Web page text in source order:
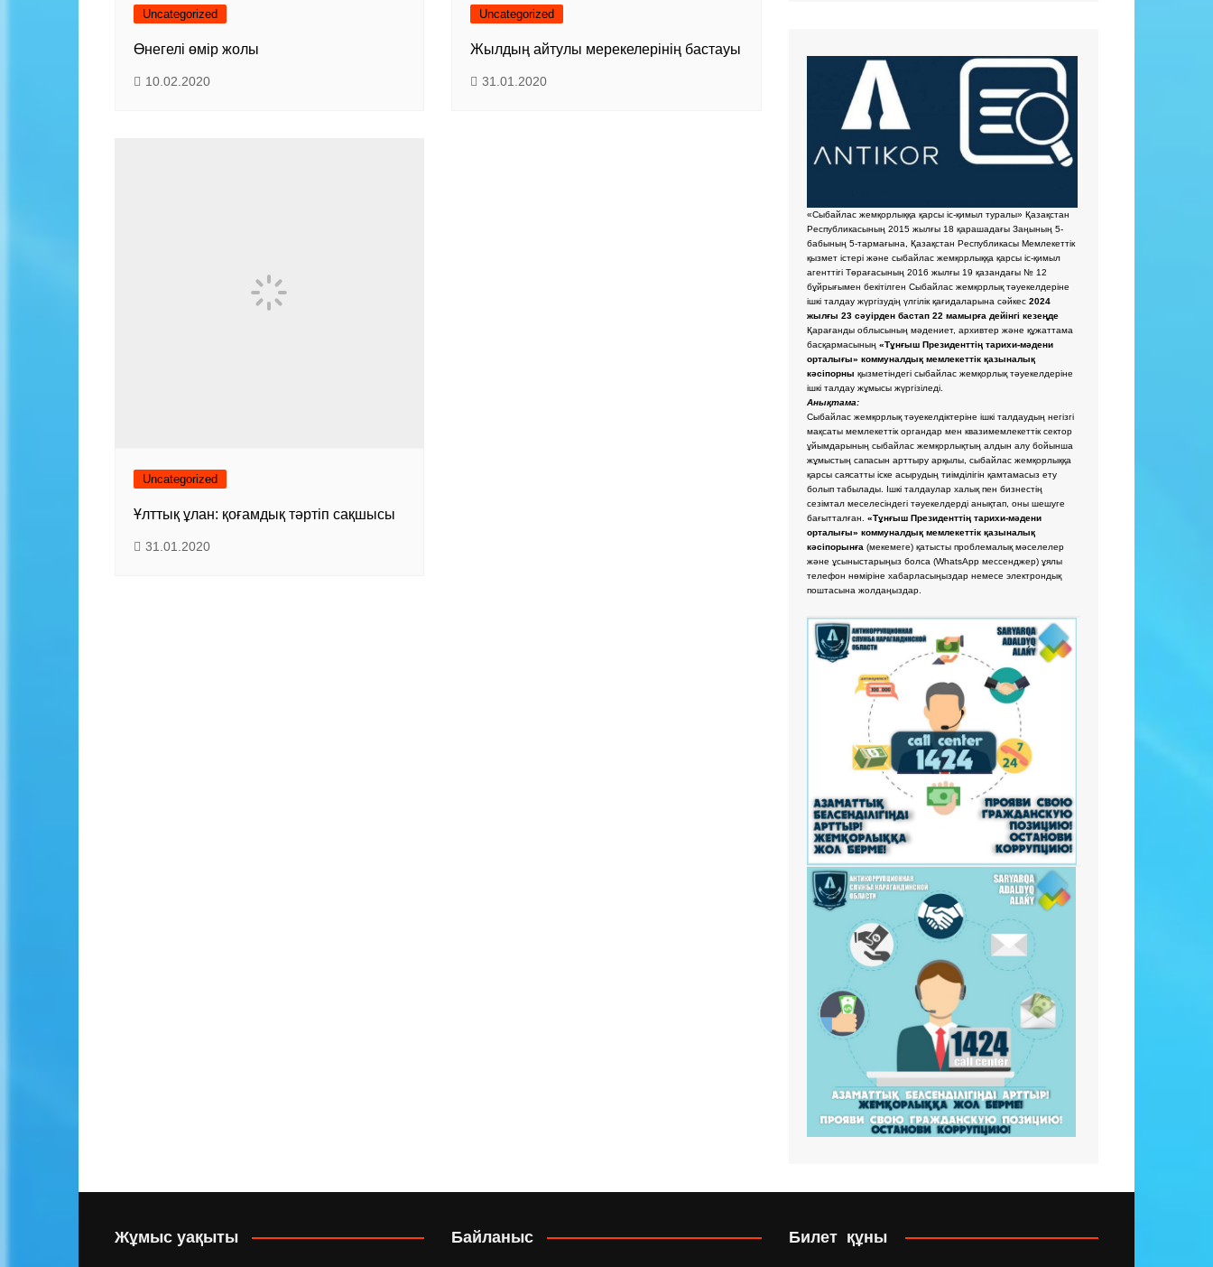
Uncategorized
Өнегелі өмір жолы
10.02.2020
Uncategorized
Жылдың айтулы мерекелерінің бастауы
31.01.2020
Uncategorized
Ұлттық ұлан: қоғамдық тәртіп сақшысы
31.01.2020
«Сыбайлас жемқорлыққа қарсы іс-қимыл туралы» Қазақстан
Республикасының 2015 жылғы 18 қарашадағы Заңының 5-
бабының 5-тармағына, Қазақстан Республикасы Мемлекеттік
қызмет істері және сыбайлас жемқорлыққа қарсы іс-қимыл
агенттігі Төрағасының 2016 жылғы 19 қазандағы № 12
бұйрығымен бекітілген Сыбайлас жемқорлық тәуекелдеріне
ішкі талдау жүргізудің үлгілік қағидаларына сәйкес2024
жылғы 23 сәуірден бастап 22 мамырға дейінгі кезеңде
Қарағанды облысының мәдениет, архивтер және құжаттама
басқармасының «Тұнғыш Президенттің тарихи-мәдени
орталығы» коммуналдық мемлекеттік қазыналық
кәсіпорны қызметіндегі сыбайлас жемқорлық тәуекелдеріне
ішкі талдау жұмысы жүргізіледі.
Анықтама:
Сыбайлас жемқорлық тәуекелдіктеріне ішкі талдаудың негізгі
мақсаты мемлекеттік органдар мен квазимемлекеттік сектор
ұйымдарының сыбайлас жемқорлықтың алдын алу бойынша
жұмыстың сапасын арттыру арқылы, сыбайлас жемқорлыққа
қарсы саясатты іске асырудың тиімділігін қамтамасыз ету
болып табылады. Ішкі талдаулар халық пен бизнестің
сезімтал меселесіндегі тәуекелдерді анықтап, оны шешуге
бағытталған. «Тұнғыш Президенттің тарихи-мәдени
орталығы» коммуналдық мемлекеттік қазыналық
кәсіпорынға(мекемеге) қатысты проблемалық мәселелер
және ұсыныстарыңыз болса (WhatsApp мессенджер) ұялы
телефон нөміріне хабарласыңыздар немесе электрондық
поштасына жолдаңыздар.
Жұмыс уақыты Байланыс Билет құны